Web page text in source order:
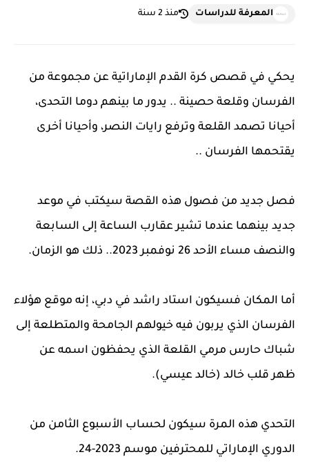
المعرفة للدراسات منذ 2 سنة
يحكي في قصص كرة القدم الإماراتية عن مجموعة من
الفرسان وقلعة حصينة .. يدور ما بينهم دوما التحدى،
أحيانا تصمد القلعة وترفع رايات النصر، وأحيانا أخرى
يقتحمها الفرسان ..
فصل جديد من فصول هذه القصة سيكتب في موعد
جديد بينهما عندما تشير عقارب الساعة إلى السابعة
والنصف مساء الأحد 26 نوفمبر 2023.. ذلك هو الزمان.
أما المكان فسيكون استاد راشد في دبي، إنه موقع هؤلاء
الفرسان الذي يربون فيه خيولهم الجامحة والمتطلعة إلى
شباك حارس مرمي القلعة الذي يحفظون اسمه عن
ظهر قلب خالد (خالد عيسي).
التحدي هذه المرة سيكون لحساب الأسبوع الثامن من
الدوري الإماراتي للمحترفين موسم 2023-24.